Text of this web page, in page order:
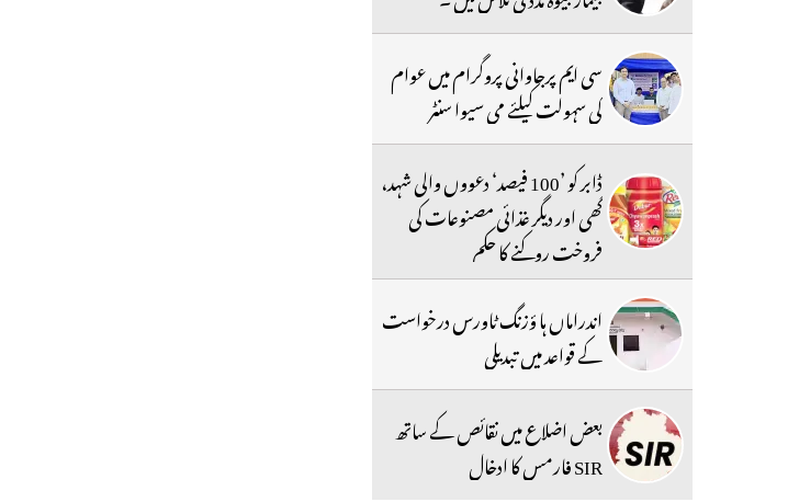
سی ایم پرجاوانی پروگرام میں عوام
کی سہولت کیلئے می سیوا سنٹر
ڈابر کو ’100 فیصد‘ دعووں والی شہد،
گھی اور دیگر غذائی مصنوعات کی
فروخت روکنے کا حکم
اندراماں ہا ؤزنگ ٹاورس درخواست
کے قواعد میں تبدیلی
بعض اضلاع میں نقائص کے ساتھ
SIR فارمس کا ادخال